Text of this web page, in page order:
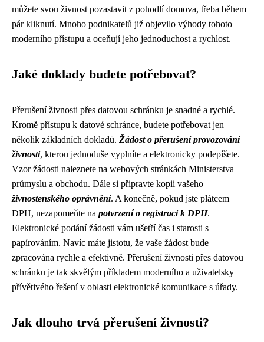
můžete svou živnost pozastavit z pohodlí domova, třeba během
pár kliknutí. Mnoho podnikatelů již objevilo výhody tohoto
moderního přístupu a oceňují jeho jednoduchost a rychlost.
Jaké doklady budete potřebovat?
Přerušení živnosti přes datovou schránku je snadné a rychlé.
Kromě přístupu k datové schránce, budete potřebovat jen
několik základních dokladů. Žádost o přerušení provozování
živnosti, kterou jednoduše vyplníte a elektronicky podepíšete.
Vzor žádosti naleznete na webových stránkách Ministerstva
průmyslu a obchodu. Dále si připravte kopii vašeho
živnostenského oprávnění. A konečně, pokud jste plátcem
DPH, nezapomeňte na potvrzení o registraci k DPH.
Elektronické podání žádosti vám ušetří čas i starosti s
papírováním. Navíc máte jistotu, že vaše žádost bude
zpracována rychle a efektivně. Přerušení živnosti přes datovou
schránku je tak skvělým příkladem moderního a uživatelsky
přívětivého řešení v oblasti elektronické komunikace s úřady.
Jak dlouho trvá přerušení živnosti?